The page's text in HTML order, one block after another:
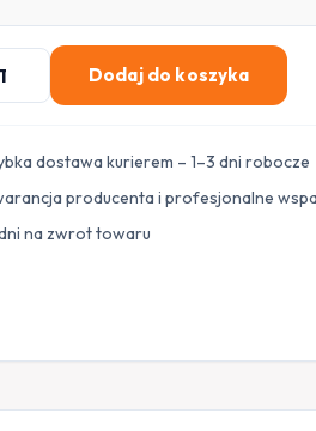
Dodaj do koszyka
dostawa kurierem – 1–3 dni robocze
producenta i profesjonalne
na zwrot towaru